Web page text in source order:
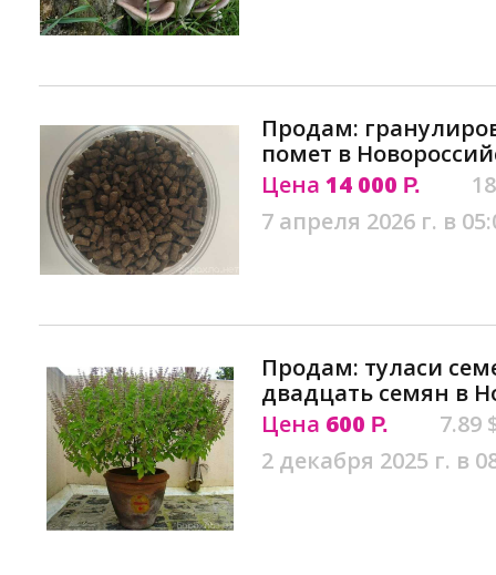
Продам:
помет в
Цена 14 000 Р.
7 апреля 2026 г. в
Продам: туласи
двадцать семян в
Цена 600 Р.
7.89
2 декабря 2025 г. в